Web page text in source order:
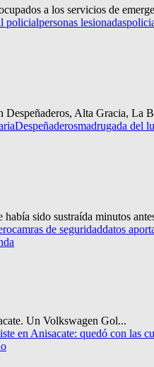
a los servicios de
policialpersonas lesionadas
Despeñaderos, Alta Gracia, La
Despeñaderosmadrugada del
sido sustraída minutos
camras de seguridaddatos
Un Volkswagen Gol...
en Anisacate: quedó con las